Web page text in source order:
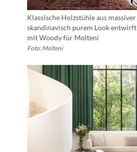
Klassische Holzstühle aus
skandinavisch purem Look
mit Woody für Molteni
Foto: Molteni